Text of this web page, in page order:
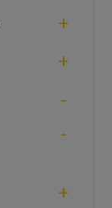
+
+
-
-
+